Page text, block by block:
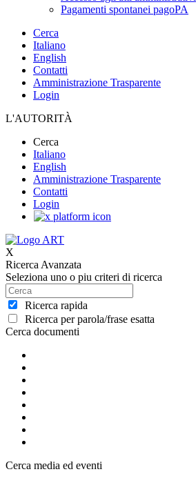
Pagamenti spontanei pagoPA
Cerca
Italiano
English
Contatti
Amministrazione Trasparente
Login
L'AUTORITÀ
Cerca
Italiano
English
Amministrazione Trasparente
Contatti
Login
X
Ricerca Avanzata
Seleziona uno o piu criteri di ricerca
Ricerca rapida
Ricerca per parola/frase esatta
Cerca documenti
Cerca media ed eventi